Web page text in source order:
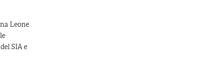
Leone
SIA e